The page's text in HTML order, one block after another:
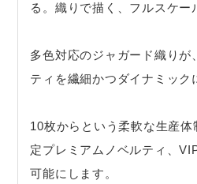
る。織りで描く、フルスケー
多色対応のジャガード織りが
ティを繊細かつダイナミック
10枚からという柔軟な生産
定プレミアムノベルティ、
可能にします。